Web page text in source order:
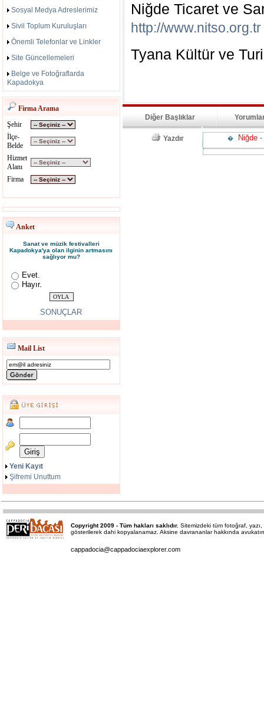
Sosyal Medya Adreslerimiz
Sivil Toplum Kuruluşları
Önemli Telefonlar ve Linkler
Site Güncellemeleri
Belge ve Fotoğraflarda
Kapadokya
Firma Arama
Şehir
İlçe-
Belde
Hizmet
Alanı
Firma
Anket
Sanat ve müzik festivalleri
Kapadokya'ya olan ilginin artmasını
sağlıyor mu?
Evet.
Hayır.
SONUÇLAR
Mail List
Yeni Kayıt
Şifremi Unuttum
Niğde Ticaret ve
http://www.nitso.org.tr
Tyana Kültür ve
Diğer Başlıklar
Yazdır � Niğde -
Copyright 2009 - Tüm hakları saklıdır. Sitemizdeki tüm fotoğraf,
gösterilerek dahi kopyalanamaz. Aksine davrananlar hakkında
cappadocia@cappadociaexplorer.com